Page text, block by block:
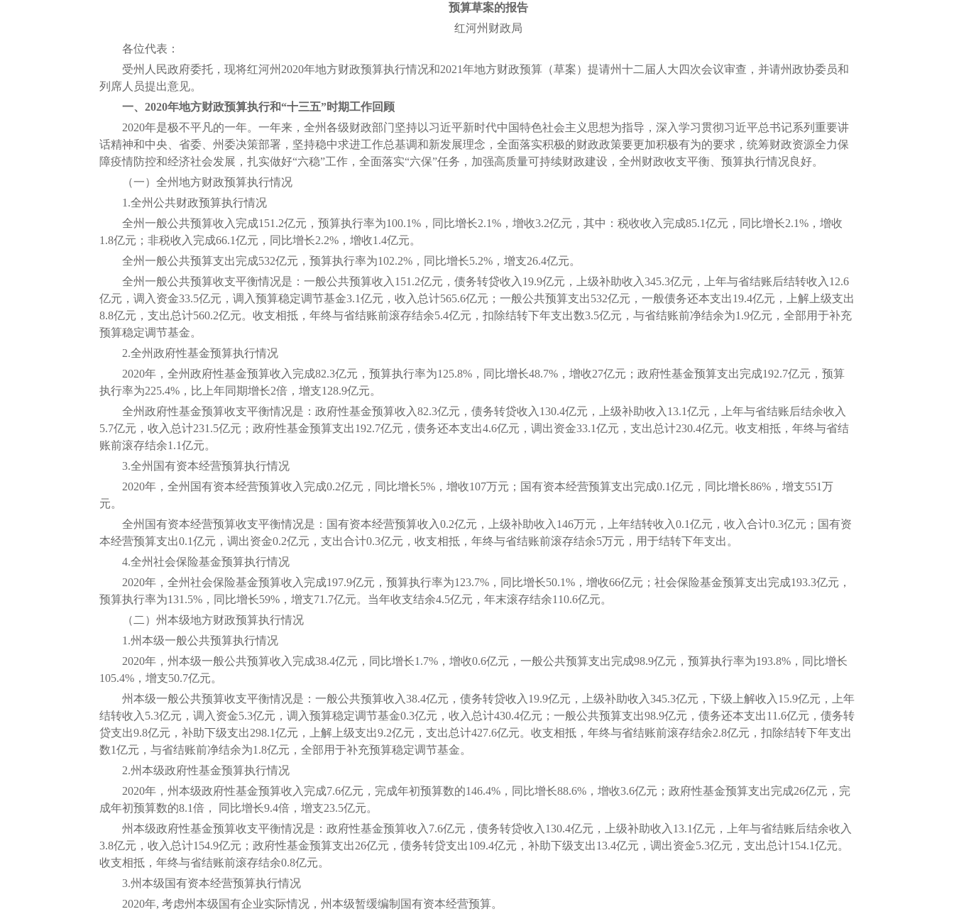
预算草案的报告
红河州财政局
各位代表：
受州人民政府委托，现将红河州2020年地方财政预算执行情况和2021年地方财政预算（草案）提请州十二届人大四次会议审查，并请州政协委员和
列席人员提出意见。
一、2020年地方财政预算执行和“十三五”时期工作回顾
2020年是极不平凡的一年。一年来，全州各级财政部门坚持以习近平新时代中国特色社会主义思想为指导，深入学习贯彻习近平总书记系列重要讲
话精神和中央、省委、州委决策部署，坚持稳中求进工作总基调和新发展理念，全面落实积极的财政政策要更加积极有为的要求，统筹财政资源全力保
障疫情防控和经济社会发展，扎实做好“六稳”工作，全面落实“六保”任务，加强高质量可持续财政建设，全州财政收支平衡、预算执行情况良好。
（一）全州地方财政预算执行情况
1.全州公共财政预算执行情况
全州一般公共预算收入完成151.2亿元，预算执行率为100.1%，同比增长2.1%，增收3.2亿元，其中：税收收入完成85.1亿元，同比增长2.1%，增收
1.8亿元；非税收入完成66.1亿元，同比增长2.2%，增收1.4亿元。
全州一般公共预算支出完成532亿元，预算执行率为102.2%，同比增长5.2%，增支26.4亿元。
全州一般公共预算收支平衡情况是：一般公共预算收入151.2亿元，债务转贷收入19.9亿元，上级补助收入345.3亿元，上年与省结账后结转收入12.6
亿元，调入资金33.5亿元，调入预算稳定调节基金3.1亿元，收入总计565.6亿元；一般公共预算支出532亿元，一般债务还本支出19.4亿元，上解上级支出
8.8亿元，支出总计560.2亿元。收支相抵，年终与省结账前滚存结余5.4亿元，扣除结转下年支出数3.5亿元，与省结账前净结余为1.9亿元，全部用于补充
预算稳定调节基金。
2.全州政府性基金预算执行情况
2020年，全州政府性基金预算收入完成82.3亿元，预算执行率为125.8%，同比增长48.7%，增收27亿元；政府性基金预算支出完成192.7亿元，预算
执行率为225.4%，比上年同期增长2倍，增支128.9亿元。
全州政府性基金预算收支平衡情况是：政府性基金预算收入82.3亿元，债务转贷收入130.4亿元，上级补助收入13.1亿元，上年与省结账后结余收入
5.7亿元，收入总计231.5亿元；政府性基金预算支出192.7亿元，债务还本支出4.6亿元，调出资金33.1亿元，支出总计230.4亿元。收支相抵，年终与省结
账前滚存结余1.1亿元。
3.全州国有资本经营预算执行情况
2020年，全州国有资本经营预算收入完成0.2亿元，同比增长5%，增收107万元；国有资本经营预算支出完成0.1亿元，同比增长86%，增支551万
元。
全州国有资本经营预算收支平衡情况是：国有资本经营预算收入0.2亿元，上级补助收入146万元，上年结转收入0.1亿元，收入合计0.3亿元；国有资
本经营预算支出0.1亿元，调出资金0.2亿元，支出合计0.3亿元，收支相抵，年终与省结账前滚存结余5万元，用于结转下年支出。
4.全州社会保险基金预算执行情况
2020年，全州社会保险基金预算收入完成197.9亿元，预算执行率为123.7%，同比增长50.1%，增收66亿元；社会保险基金预算支出完成193.3亿元，
预算执行率为131.5%，同比增长59%，增支71.7亿元。当年收支结余4.5亿元，年末滚存结余110.6亿元。
（二）州本级地方财政预算执行情况
1.州本级一般公共预算执行情况
2020年，州本级一般公共预算收入完成38.4亿元，同比增长1.7%，增收0.6亿元，一般公共预算支出完成98.9亿元，预算执行率为193.8%，同比增长
105.4%，增支50.7亿元。
州本级一般公共预算收支平衡情况是：一般公共预算收入38.4亿元，债务转贷收入19.9亿元，上级补助收入345.3亿元，下级上解收入15.9亿元，上年
结转收入5.3亿元，调入资金5.3亿元，调入预算稳定调节基金0.3亿元，收入总计430.4亿元；一般公共预算支出98.9亿元，债务还本支出11.6亿元，债务转
贷支出9.8亿元，补助下级支出298.1亿元，上解上级支出9.2亿元，支出总计427.6亿元。收支相抵，年终与省结账前滚存结余2.8亿元，扣除结转下年支出
数1亿元，与省结账前净结余为1.8亿元，全部用于补充预算稳定调节基金。
2.州本级政府性基金预算执行情况
2020年，州本级政府性基金预算收入完成7.6亿元，完成年初预算数的146.4%，同比增长88.6%，增收3.6亿元；政府性基金预算支出完成26亿元，完
成年初预算数的8.1倍， 同比增长9.4倍，增支23.5亿元。
州本级政府性基金预算收支平衡情况是：政府性基金预算收入7.6亿元，债务转贷收入130.4亿元，上级补助收入13.1亿元，上年与省结账后结余收入
3.8亿元，收入总计154.9亿元；政府性基金预算支出26亿元，债务转贷支出109.4亿元，补助下级支出13.4亿元，调出资金5.3亿元，支出总计154.1亿元。
收支相抵，年终与省结账前滚存结余0.8亿元。
3.州本级国有资本经营预算执行情况
2020年, 考虑州本级国有企业实际情况，州本级暂缓编制国有资本经营预算。